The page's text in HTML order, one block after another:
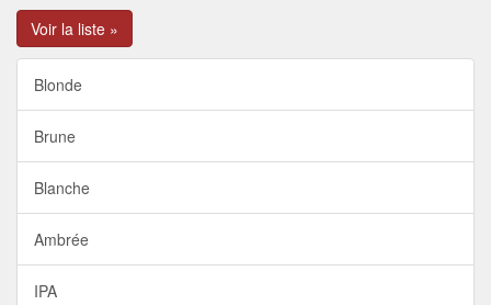
Voir la liste »
Blonde
Brune
Blanche
Ambrée
IPA